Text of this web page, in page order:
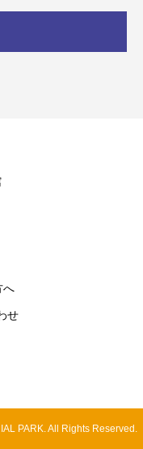
へ
せ
PARK. All Rights Reserved.